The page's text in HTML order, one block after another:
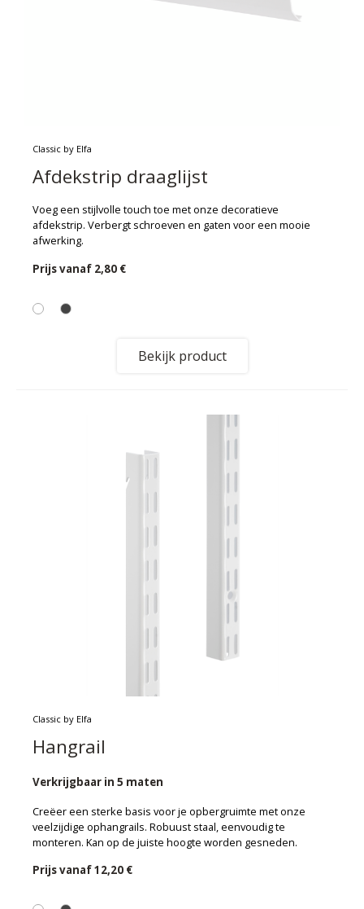
Classic by Elfa
Afdekstrip draaglijst
Voeg een stijlvolle touch toe met onze decoratieve
afdekstrip. Verbergt schroeven en gaten voor een mooie
afwerking.
Prijs vanaf 2,80 €
Bekijk product
Classic by Elfa
Hangrail
Verkrijgbaar in 5 maten
Creëer een sterke basis voor je opbergruimte met onze
veelzijdige ophangrails. Robuust staal, eenvoudig te
monteren. Kan op de juiste hoogte worden gesneden.
Prijs vanaf12,20 €